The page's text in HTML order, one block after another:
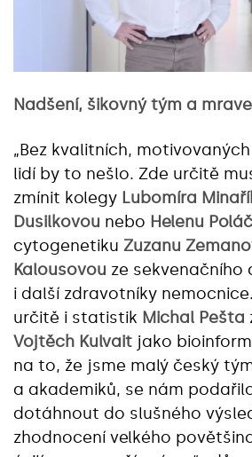
Nadšení, šikovný tým a
„Bez kvalitních,
lidí by to nešlo. Zde určitě
zmínit kolegy Lubomíra
Dusilkovou nebo Helenu
cytogenetiku Zuzanu
Kalousovou ze sekvenačního
i další zdravotníky
určitě i statistik Michal Pešta
Vojtěch Kulvait jako
na to, že jsme malý český
a akademiků, se nám
dotáhnout do slušného
zhodnocení velkého